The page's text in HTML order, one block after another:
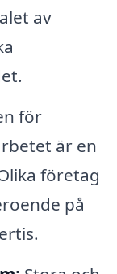
av
för
är en
företag
på